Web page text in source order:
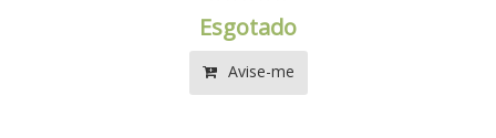
Esgotado
Avise-me